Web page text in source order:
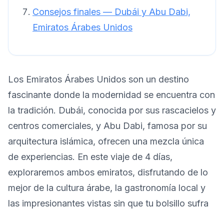
Consejos finales — Dubái y Abu Dabi,
Emiratos Árabes Unidos
Los Emiratos Árabes Unidos son un destino
fascinante donde la modernidad se encuentra con
la tradición. Dubái, conocida por sus rascacielos y
centros comerciales, y Abu Dabi, famosa por su
arquitectura islámica, ofrecen una mezcla única
de experiencias. En este viaje de 4 días,
exploraremos ambos emiratos, disfrutando de lo
mejor de la cultura árabe, la gastronomía local y
las impresionantes vistas sin que tu bolsillo sufra